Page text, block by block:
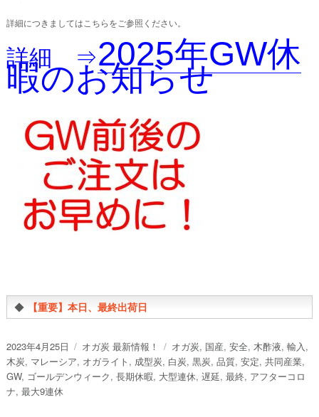
詳細につきましてはこちらをご参照ください。
詳細 ⇒2025年GW休
暇のお知らせ
◆ 【重要】本日、最終出荷日
投
稿
日:
2023年4月25日
カ
テ
ゴ
オガ炭 最新情報！
タ
グ
オガ炭, 国産, 安全, 木酢液, 輸入,
木炭, マレーシア, オガライト , 成型炭, 白炭, 黒炭, 品質, 安定, 共同産業,
GW, ゴールデンウィーク, 長期休暇, 大型連休, 遅延, 最終, アフターコロ
ナ, 最大9連休